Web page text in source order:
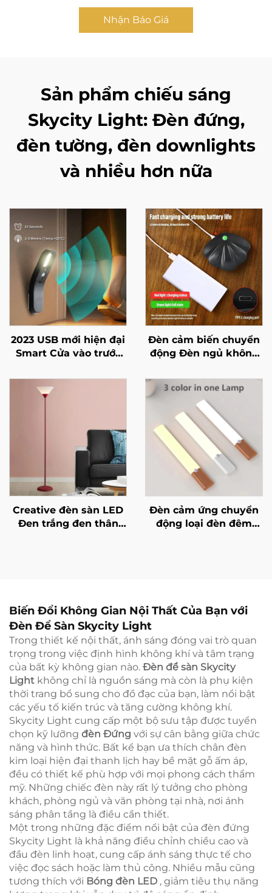
Nhận Báo Giá
Sản phẩm chiếu sáng
Skycity Light: Đèn đứng,
đèn tường, đèn downlights
và nhiều hơn nữa
2023 USB mới hiện đại
Smart Cửa vào trước
em Ánh sáng trong
Đèn cảm biến chuyển
động Đèn ngủ không
bếp, phòng ngủ, tranh
tường, phòng khách
cảm biến chiếu sáng
trong nhà đèn tường
Creative đèn sàn LED
Đen trắng đen thân
Đèn cảm ứng chuyển
động loại đèn đêm
Biến Đổi Không Gian Nội Thất Của Bạn với
Đèn Để Sàn Skycity Light
Trong thiết kế nội thất, ánh sáng đóng vai trò quan
trọng trong việc định hình không khí và tâm trạng
của bất kỳ không gian nào. Đèn để sàn Skycity
Light không chỉ là nguồn sáng mà còn là phụ kiện
thời trang bổ sung cho đồ đạc của bạn, làm nổi bật
các yếu tố kiến trúc và tăng cường không khí.
Skycity Light cung cấp một bộ sưu tập được tuyển
chọn kỹ lưỡng đèn Đứng với sự cân bằng giữa chức
năng và hình thức. Bất kể bạn ưa thích chân đèn
kim loại hiện đại thanh lịch hay bề mặt gỗ ấm áp,
đều có thiết kế phù hợp với mọi phong cách thẩm
mỹ. Những chiếc đèn này rất lý tưởng cho phòng
khách, phòng ngủ và văn phòng tại nhà, nơi ánh
sáng phân tầng là điều cần thiết.
Một trong những đặc điểm nổi bật của đèn đứng
Skycity Light là khả năng điều chỉnh chiều cao và
đầu đèn linh hoạt, cung cấp ánh sáng thực tế cho
việc đọc sách hoặc làm thủ công. Nhiều mẫu cũng
tương thích với Bóng đèn LED , giảm tiêu thụ năng